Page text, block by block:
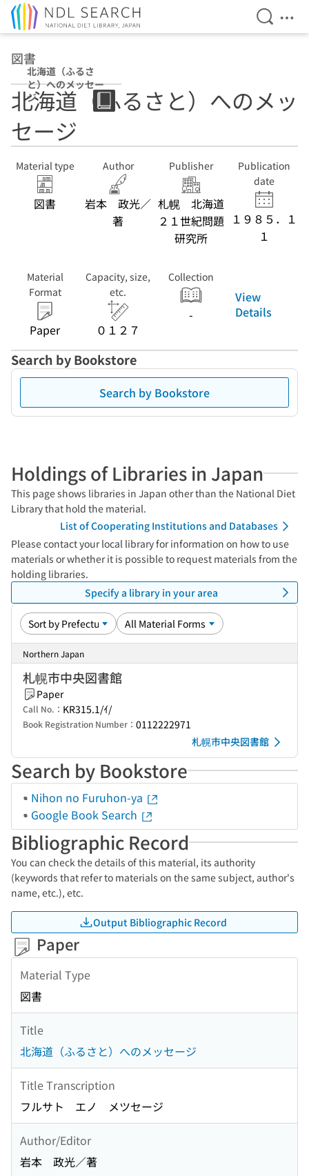
Open
図書
北海道（ふるさ
と）へのメッセー
ジ
北海道（ふるさと）へのメッ
セージ
Material type
図書
Author
岩本 政光／
著
Publisher
札幌 北海道
２１世紀問題
研究所
Publication
date
１９８５．１
１
Material
Format
Paper
Capacity, size,
etc.
０１２７
Collection
-
View
Details
Search by Bookstore
Search by Bookstore
Holdings of Libraries in Japan
This page shows libraries in Japan other than the National Diet
Library that hold the material.
List of Cooperating Institutions and Databases
Please contact your local library for information on how to use
materials or whether it is possible to request materials from the
holding libraries.
Specify a library in your area
Northern Japan
札幌市中央図書館
Paper
Call No.： KR315.1/ｲ/
Book Registration Number： 0112222971
札幌市中央図書館
Search by Bookstore
Nihon no Furuhon-ya
Google Book Search
Bibliographic Record
You can check the details of this material, its authority
(keywords that refer to materials on the same subject, author's
name, etc.), etc.
Output Bibliographic Record
Paper
Material Type
図書
Title
北海道（ふるさと）へのメッセージ
Title Transcription
フルサト エノ メツセージ
Author/Editor
岩本 政光／著